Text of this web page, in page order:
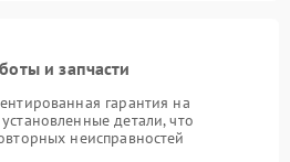
и запчасти
гарантия на
детали, что
неисправностей